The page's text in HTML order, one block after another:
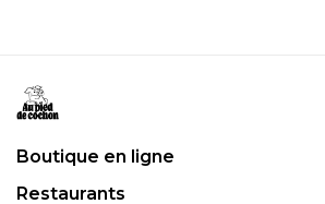
Boutique en ligne
Restaurants